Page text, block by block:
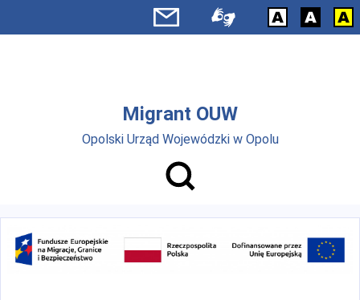
Przejdź do menu głównego
Migrant OUW
Opolski Urząd Wojewódzki w Opolu